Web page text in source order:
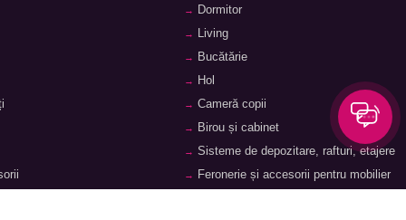
Dormitor
Living
Bucătărie
Hol
Cameră copii
Birou și cabinet
Sisteme de depozitare, rafturi, etajere
Feronerie și accesorii pentru mobilier